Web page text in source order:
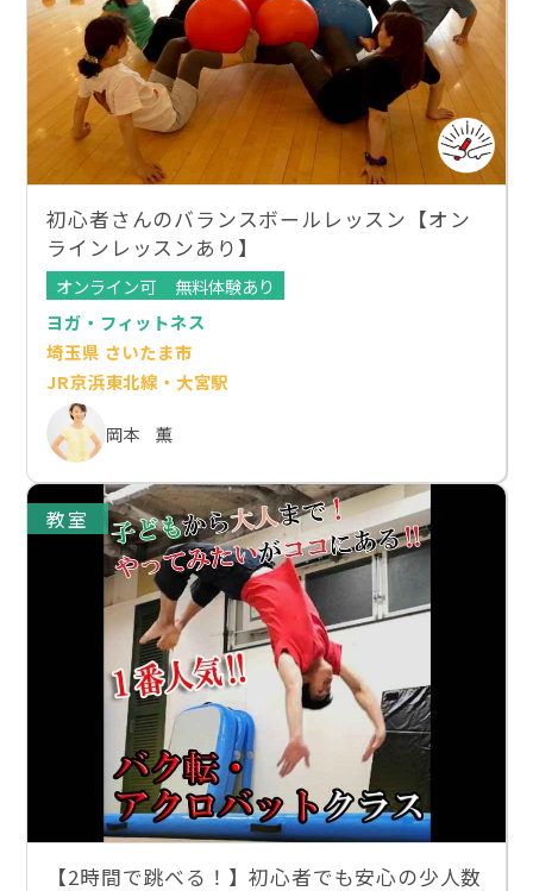
初心者さんのバランスボールレッスン【オン
ラインレッスンあり】
オンライン可
無料体験あり
ヨガ・フィットネス
埼玉県 さいたま市
JR京浜東北線・大宮駅
岡本 薫
教室
【2時間で跳べる！】初心者でも安心の少人数